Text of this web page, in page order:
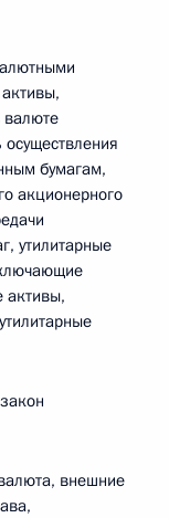
бумагам,
акционерного
утилитарные
активы,
внешние